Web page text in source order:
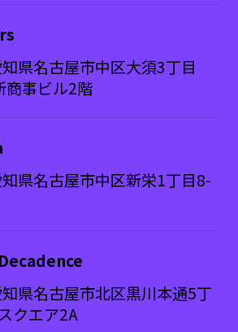
県名古屋市中区大須3丁目
商事ビル2階
県名古屋市中区新栄1丁目8-
県名古屋市北区黒川本通5丁
クエア2A